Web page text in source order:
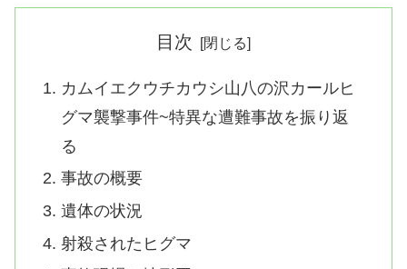
目次
カムイエクウチカウシ山八の沢カールヒ
グマ襲撃事件~特異な遭難事故を振り返
る
事故の概要
遺体の状況
射殺されたヒグマ